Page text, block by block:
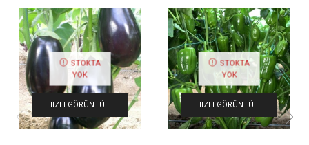
STOKTA
YOK
HIZLI GÖRÜNTÜLE
STOKTA
YOK
HIZLI GÖRÜNTÜLE